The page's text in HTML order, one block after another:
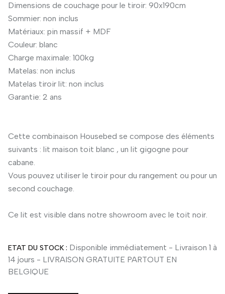
Dimensions de couchage pour le tiroir: 90x190cm
Sommier: non inclus
Matériaux: pin massif + MDF
Couleur: blanc
Charge maximale: 100kg
Matelas: non inclus
Matelas tiroir lit: non inclus
Garantie: 2 ans
Cette combinaison Housebed se compose des éléments
suivants : lit maison toit blanc , un lit gigogne pour
cabane.
Vous pouvez utiliser le tiroir pour du rangement ou pour un
second couchage.
Ce lit est visible dans notre showroom avec le toit noir.
ETAT DU STOCK : Disponible immédiatement - Livraison 1 à
14 jours - LIVRAISON GRATUITE PARTOUT EN
BELGIQUE